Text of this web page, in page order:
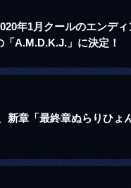
年1月クールのエンディ
A.M.D.K.J.」に決定！
新章「最終章ぬらりひょ